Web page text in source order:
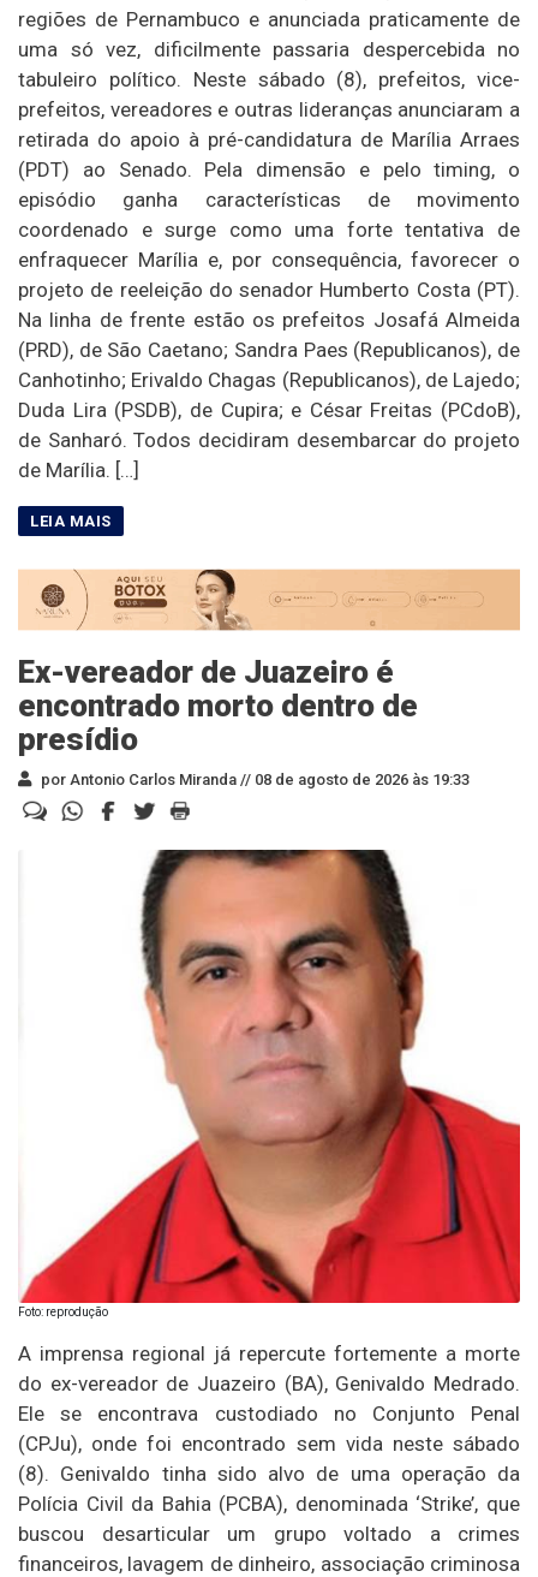
regiões de Pernambuco e anunciada praticamente de
uma só vez, dificilmente passaria despercebida no
tabuleiro político. Neste sábado (8), prefeitos, vice-
prefeitos, vereadores e outras lideranças anunciaram a
retirada do apoio à pré-candidatura de Marília Arraes
(PDT) ao Senado. Pela dimensão e pelo timing, o
episódio ganha características de movimento
coordenado e surge como uma forte tentativa de
enfraquecer Marília e, por consequência, favorecer o
projeto de reeleição do senador Humberto Costa (PT).
Na linha de frente estão os prefeitos Josafá Almeida
(PRD), de São Caetano; Sandra Paes (Republicanos), de
Canhotinho; Erivaldo Chagas (Republicanos), de Lajedo;
Duda Lira (PSDB), de Cupira; e César Freitas (PCdoB),
de Sanharó. Todos decidiram desembarcar do projeto
de Marília. […]
Ex-vereador de Juazeiro é
encontrado morto dentro de
presídio
por Antonio Carlos Miranda // 08 de agosto de 2026 às 19:33
Foto: reprodução
A imprensa regional já repercute fortemente a morte
do ex-vereador de Juazeiro (BA), Genivaldo Medrado.
Ele se encontrava custodiado no Conjunto Penal
(CPJu), onde foi encontrado sem vida neste sábado
(8). Genivaldo tinha sido alvo de uma operação da
Polícia Civil da Bahia (PCBA), denominada ‘Strike’, que
buscou desarticular um grupo voltado a crimes
financeiros, lavagem de dinheiro, associação criminosa